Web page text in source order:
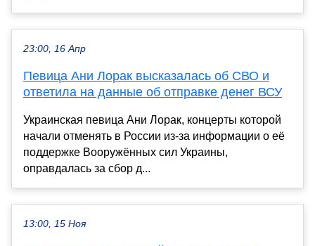
23:00, 16 Апр
Певица Ани Лорак высказалась об СВО и
ответила на данные об отправке денег ВСУ
Украинская певица Ани Лорак, концерты которой
начали отменять в России из-за информации о её
поддержке Вооружённых сил Украины,
оправдалась за сбор д...
13:00, 15 Ноя